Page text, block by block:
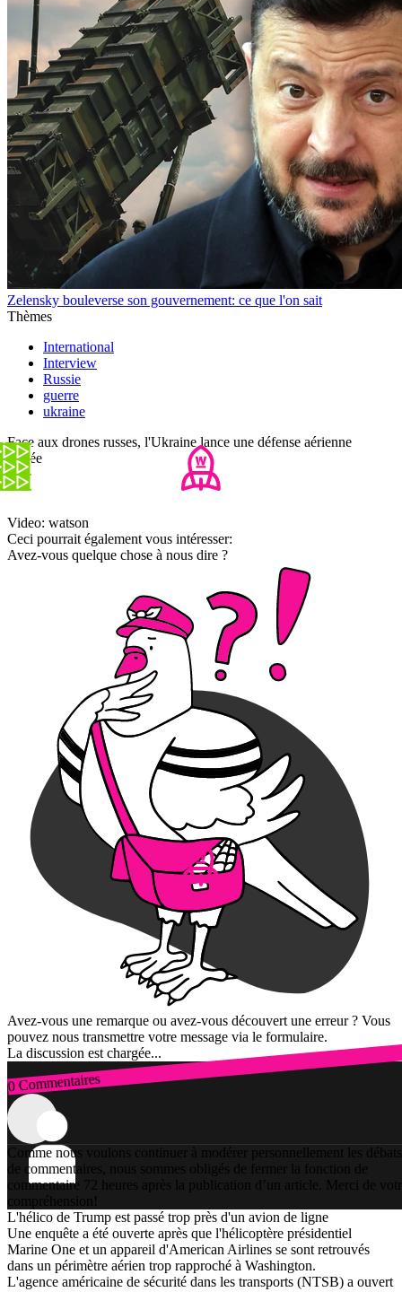
Zelensky bouleverse son gouvernement: ce que l'on sait
Thèmes
International
Interview
Russie
guerre
ukraine
Face aux drones russes, l'Ukraine lance une défense aérienne
privée
Video: watson
Ceci pourrait également vous intéresser:
Avez-vous quelque chose à nous dire ?
Avez-vous une remarque ou avez-vous découvert une erreur ? Vous
pouvez nous transmettre votre message via le formulaire.
La discussion est chargée...
0 Commentaires
Connexion
Comme nous voulons continuer à modérer personnellement les débats
de commentaires, nous sommes obligés de fermer la fonction de
commentaire 72 heures après la publication d’un article. Merci de
compréhension!
L'hélico de Trump est passé trop près d'un avion de ligne
Une enquête a été ouverte après que l'hélicoptère présidentiel
Marine One et un appareil d'American Airlines se sont retrouvés
dans un périmètre aérien trop rapproché à Washington.
L'agence américaine de sécurité dans les transports (NTSB) a ouvert